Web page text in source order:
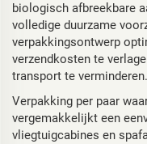
biologisch afbreekbare
volledige duurzame
verpakkingsontwerp
verzendkosten te
transport te verminderen.
Verpakking per paar
vergemakkelijkt een
vliegtuigcabines en